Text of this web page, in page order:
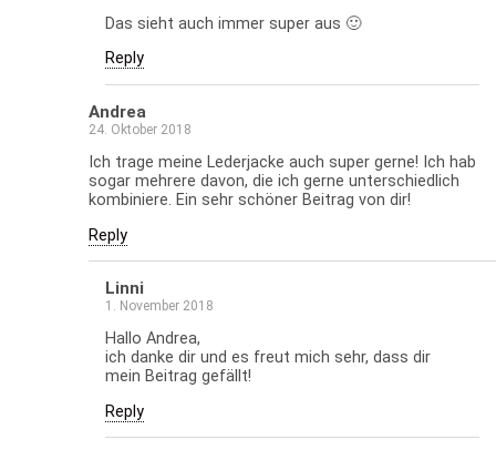
Das sieht auch immer super aus 🙂
Reply
Andrea
24. Oktober 2018
Ich trage meine Lederjacke auch super gerne! Ich hab
sogar mehrere davon, die ich gerne unterschiedlich
kombiniere. Ein sehr schöner Beitrag von dir!
Reply
Linni
1. November 2018
Hallo Andrea,
ich danke dir und es freut mich sehr, dass dir
mein Beitrag gefällt!
Reply